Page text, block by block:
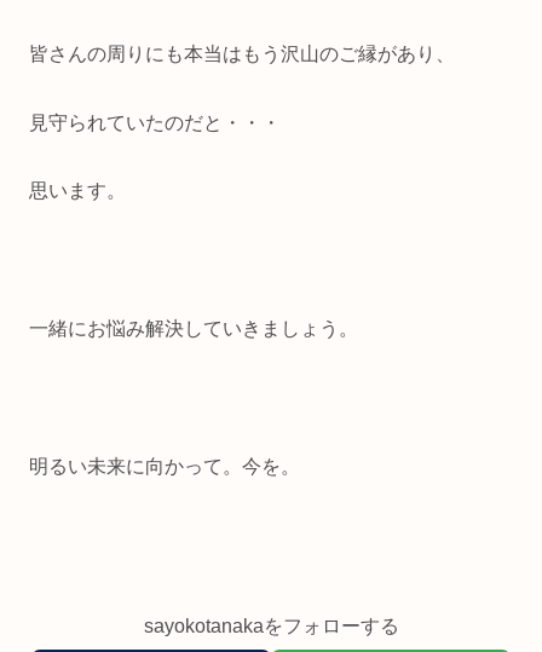
皆さんの周りにも本当はもう沢山のご縁があり、
見守られていたのだと・・・
思います。
一緒にお悩み解決していきましょう。
明るい未来に向かって。今を。
sayokotanakaをフォローする